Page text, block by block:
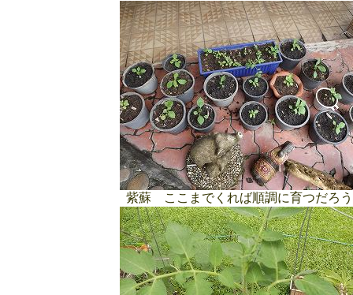
紫蘇 ここまでくれば順調に育つだろう